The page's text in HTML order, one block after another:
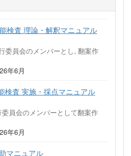
検査 理論・解釈マニュアル
委員会のメンバーとし, 翻案作
年6月
検査 実施・採点マニュアル
委員会のメンバーとして翻案作
年6月
マニュアル